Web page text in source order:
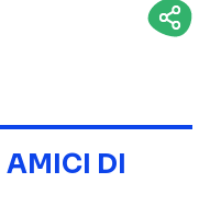
AMICI DI